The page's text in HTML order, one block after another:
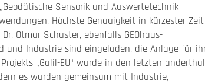
Sensorik und Auswertetechnik
Höchste Genauigkeit in kürzester Zeit
Otmar Schuster, ebenfalls GEOhaus-
und Industrie sind eingeladen, die Anlage für
„Galil-EU“ wurde in den letzten
es wurden gemeinsam mit Industrie,